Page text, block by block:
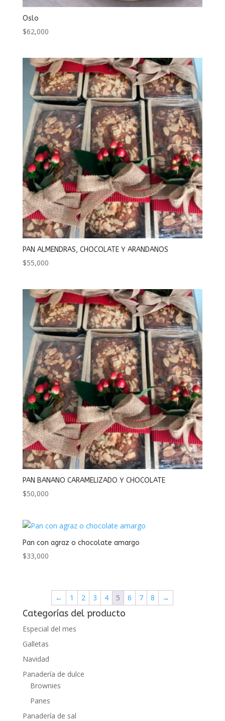
Oslo
$62,000
PAN ALMENDRAS, CHOCOLATE Y ARANDANOS
$55,000
PAN BANANO CARAMELIZADO Y CHOCOLATE
$50,000
Pan con agraz o chocolate amargo
$33,000
← 1 2 3 4 5 6 7 8 →
Categorías del producto
Especial del mes
Galletas
Navidad
Panadería de dulce
Brownies
Panes
Panadería de sal